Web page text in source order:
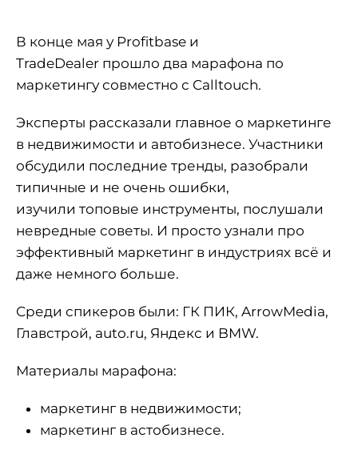
В конце мая у Profitbase и
TradeDealer прошло два марафона по
маркетингу совместно с Calltouch.
Эксперты рассказали главное о маркетинге
в недвижимости и автобизнесе. Участники
обсудили последние тренды, разобрали
типичные и не очень ошибки,
изучили топовые инструменты, послушали
невредные советы. И просто узнали про
эффективный маркетинг в индустриях всё и
даже немного больше.
Среди спикеров были: ГК ПИК, ArrowMedia,
Главстрой, auto.ru, Яндекс и BMW.
Материалы марафона:
маркетинг в недвижимости;
маркетинг в астобизнесе.